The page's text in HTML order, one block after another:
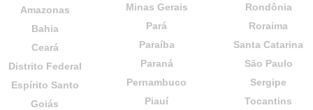
Amazonas
Bahia
Ceará
Distrito Federal
Espírito Santo
Goiás
Minas Gerais
Pará
Paraíba
Paraná
Pernambuco
Piauí
Rondônia
Roraima
Santa Catarina
São Paulo
Sergipe
Tocantins